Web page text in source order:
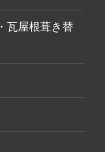
瓦屋根葺き替